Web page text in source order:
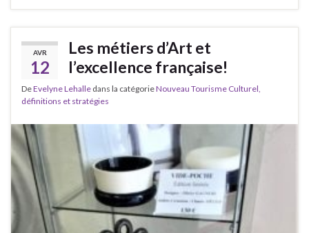
AVR
12
Les métiers d’Art et
l’excellence française!
DeEvelyne Lehalle dans la catégorieNouveau Tourisme Culturel,
définitions et stratégies